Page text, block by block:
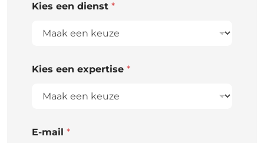
Kies een dienst *
Kies een expertise *
E-mail *